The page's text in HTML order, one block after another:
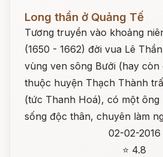
Long thần ở Quảng Tế
Tương truyền vào khoảng
(1650 - 1662) đời vua Lê
vùng ven sông Bưởi (hay còn
thuộc huyện Thạch Thành
(tức Thanh Hoá), có một ông
sống độc thân, chuyên làm
02-02-2016
⭐ 4.8